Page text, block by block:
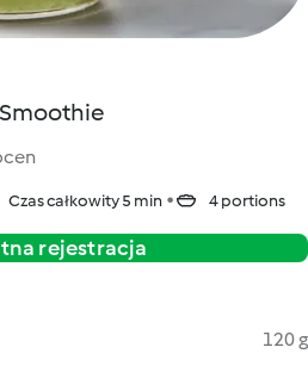
Czas całkowity 5 min 4 portions
rejestracja
120 g